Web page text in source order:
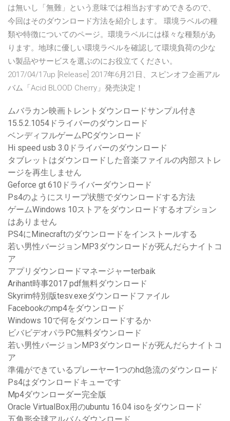
は無いし「無難」という意味では相当おすすめできるので、
今回はそのダウンロード方法を紹介します。 環境ラベルの種
類や特徴についてのページ。環境ラベルには様々な種類があ
ります。地球に優しい環境ラベルを確認して環境負荷の少な
い製品やサービスを選ぶのにお役立てください。
2017/04/17up [Release] 2017年6月21日、スピンオフ企画アル
バム「Acid BLOOD Cherry」発売決定！
ムバラカン映画トレントダウンロードサンプル付き
15.5.2.1054ドライバーのダウンロード
ベンディフルゲームPCダウンロード
Hi speed usb 3.0ドライバーのダウンロード
タブレットはダウンロードした音楽ファイルの内部ストレ
ージを再生しません
Geforce gt 610ドライバーダウンロード
Ps4のようにスリープ状態でダウンロードする方法
ゲームWindows 10ストアをダウンロードするオプション
はありません
PS4にMinecraftのダウンロードをインストールする
若い男性バージョンMP3ダウンロードが死んだらナイトコ
ア
アプリダウンロードマネージャーterbaik
Arihant時事2017 pdf無料ダウンロード
Skyrim特別版tesv.exeダウンロードファイル
Facebookのmp4をダウンロード
Windows 10で何をダウンロードするか
ビバビデオパラPC無料ダウンロード
若い男性バージョンMP3ダウンロードが死んだらナイトコ
ア
準備ができているプレーヤー1つのhd急流のダウンロード
Ps4はダウンロードキューです
Mp4ダウンローダー完全版
Oracle VirtualBox用のubuntu 16.04 isoをダウンロード